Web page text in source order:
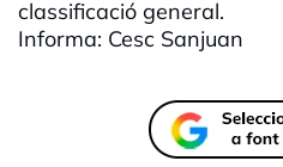
classificació general.
Informa: Cesc Sanjuan